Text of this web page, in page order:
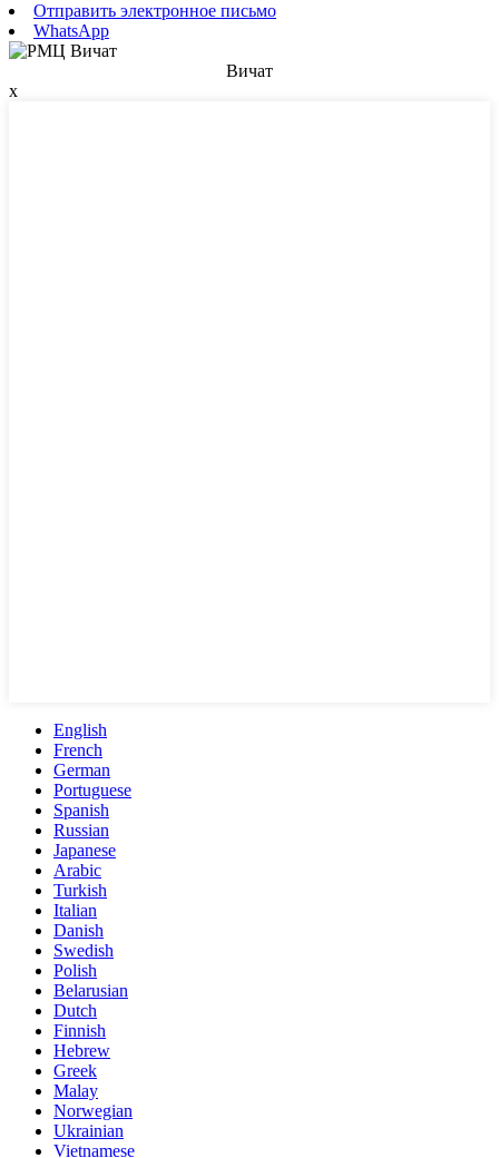
Отправить электронное письмо
WhatsApp
Вичат
x
English
French
German
Portuguese
Spanish
Russian
Japanese
Arabic
Turkish
Italian
Danish
Swedish
Polish
Belarusian
Dutch
Finnish
Hebrew
Greek
Malay
Norwegian
Ukrainian
Vietnamese